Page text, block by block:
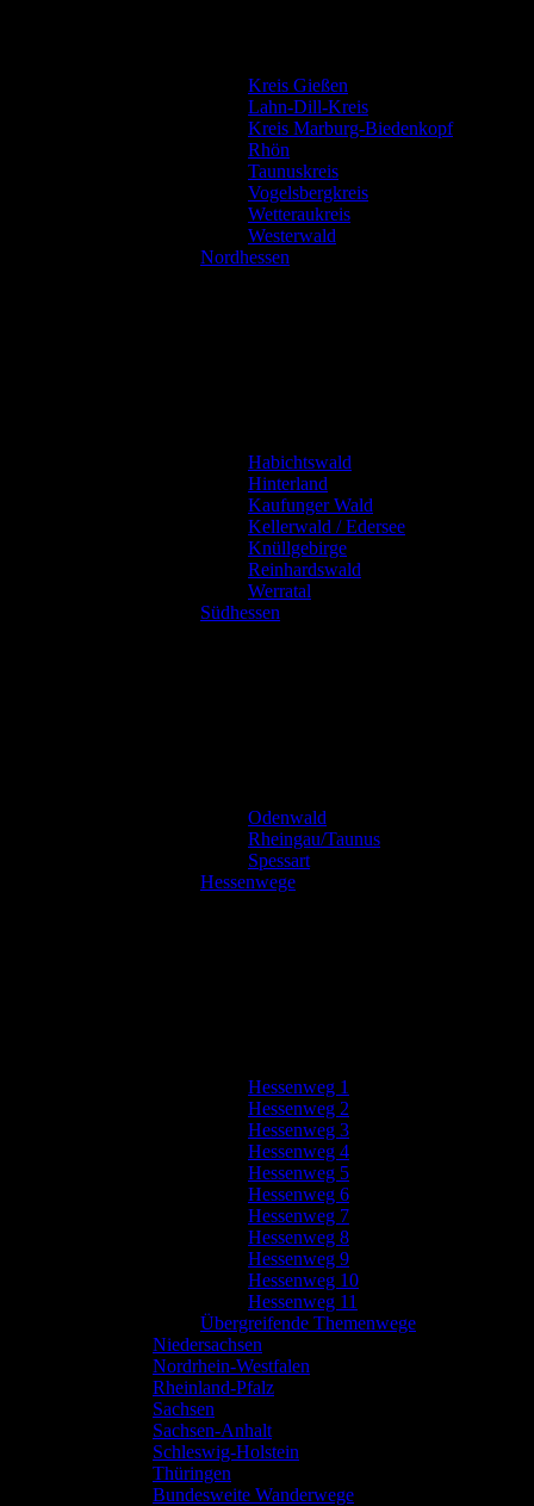
Kreis Gießen
Lahn-Dill-Kreis
Kreis Marburg-Biedenkopf
Rhön
Taunuskreis
Vogelsbergkreis
Wetteraukreis
Westerwald
Nordhessen
Habichtswald
Hinterland
Kaufunger Wald
Kellerwald / Edersee
Knüllgebirge
Reinhardswald
Werratal
Südhessen
Odenwald
Rheingau/Taunus
Spessart
Hessenwege
Hessenweg 1
Hessenweg 2
Hessenweg 3
Hessenweg 4
Hessenweg 5
Hessenweg 6
Hessenweg 7
Hessenweg 8
Hessenweg 9
Hessenweg 10
Hessenweg 11
Übergreifende Themenwege
Niedersachsen
Nordrhein-Westfalen
Rheinland-Pfalz
Sachsen
Sachsen-Anhalt
Schleswig-Holstein
Thüringen
Bundesweite Wanderwege